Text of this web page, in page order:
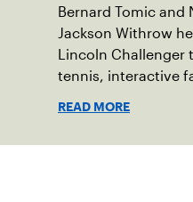
Bernard Tomic and
Jackson Withrow
Lincoln
tennis, interactive
READ MORE